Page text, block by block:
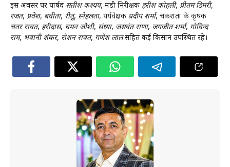
इस अवसर पर पार्षद सतीश कश्यप, मंडी निरीक्षक हरीश कोहली, प्रीतम डिमरी,
रजत, प्रवेश, बवीता, रीतू, स्नेहलता, पर्यवेक्षक प्रदीप शर्मा, चकराता के कृषक
चतर रावत, हरीदास, चमन जोशी, संध्या, जसवंत राणा, जगजीत शर्मा, गोविन्द
राम, भवानी शंकर, रोशन रावत, गणेश लालसहित कई किसान उपस्थित रहे।